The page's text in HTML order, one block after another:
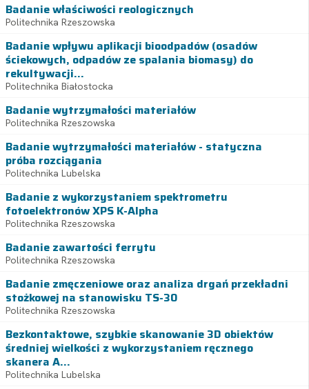
Badanie właściwości reologicznych
Politechnika Rzeszowska
Badanie wpływu aplikacji bioodpadów (osadów
ściekowych, odpadów ze spalania biomasy) do
rekultywacji...
Politechnika Białostocka
Badanie wytrzymałości materiałów
Politechnika Rzeszowska
Badanie wytrzymałości materiałów - statyczna
próba rozciągania
Politechnika Lubelska
Badanie z wykorzystaniem spektrometru
fotoelektronów XPS K-Alpha
Politechnika Rzeszowska
Badanie zawartości ferrytu
Politechnika Rzeszowska
Badanie zmęczeniowe oraz analiza drgań przekładni
stożkowej na stanowisku TS-30
Politechnika Rzeszowska
Bezkontaktowe, szybkie skanowanie 3D obiektów
średniej wielkości z wykorzystaniem ręcznego
skanera A...
Politechnika Lubelska